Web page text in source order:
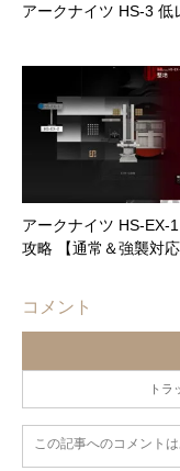
アークナイツ HS-3 低
アークナイツ HS-EX-
攻略 【通常＆強襲対応
コメント
トラ
この記事へのコメントは